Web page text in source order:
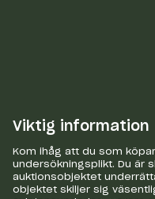
Viktig information
Kom ihåg att du som
undersökningsplikt. Du är
auktionsobjektet
objektet skiljer sig